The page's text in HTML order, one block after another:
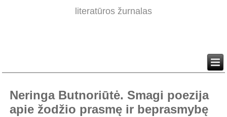
literatūros žurnalas
Neringa Butnoriūtė. Smagi poezija
apie žodžio prasmę ir beprasmybę